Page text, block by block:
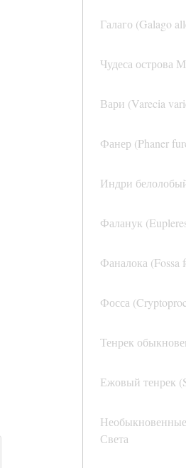
Галаго (Galago
Чудеса острова
Вари (Varecia
Фанер (Phaner
Индри
Фаланук
Фаналока (Fossa
Фосса
Тенрек
Ежовый тенрек
Света